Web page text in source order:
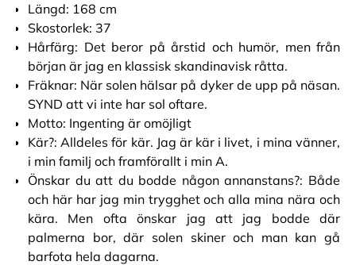
Längd: 168 cm
Skostorlek: 37
Hårfärg: Det beror på årstid och humör, men från
början är jag en klassisk skandinavisk råtta.
Fräknar: När solen hälsar på dyker de upp på näsan.
SYND att vi inte har sol oftare.
Motto: Ingenting är omöjligt
Kär?: Alldeles för kär. Jag är kär i livet, i mina vänner,
i min familj och framförallt i min A.
Önskar du att du bodde någon annanstans?: Både
och här har jag min trygghet och alla mina nära och
kära. Men ofta önskar jag att jag bodde där
palmerna bor, där solen skiner och man kan gå
barfota hela dagarna.